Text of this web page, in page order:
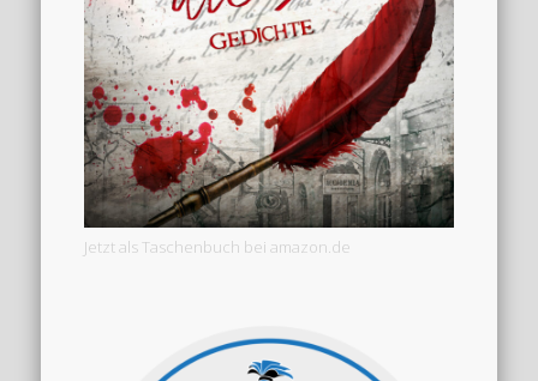
Jetzt als Taschenbuch bei amazon.de